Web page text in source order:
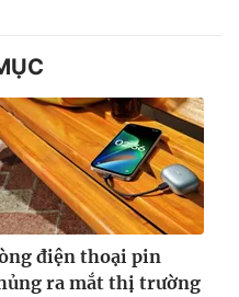
điện thoại pin
ra mắt thị trường